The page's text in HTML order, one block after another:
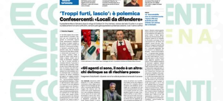
SERVIZI
GIOVEDÌ GASTRONOMICI
COMUNICATI E NEWS
CONTATTI